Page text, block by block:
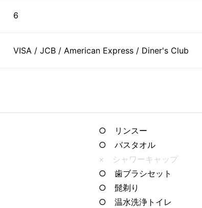
6
VISA / JCB / American Express / Diner's Club
○ リンスー
○ バスタオル
× シャワーキャップ
○ 歯ブラシセット
○ 髭剃り
○ 温水洗浄トイレ